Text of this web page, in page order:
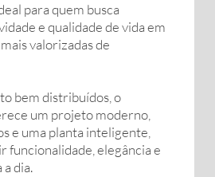
para quem busca
e qualidade de vida em
valorizadas de
bem distribuídos, o
um projeto moderno,
e uma planta inteligente,
funcionalidade, elegância e
dia.